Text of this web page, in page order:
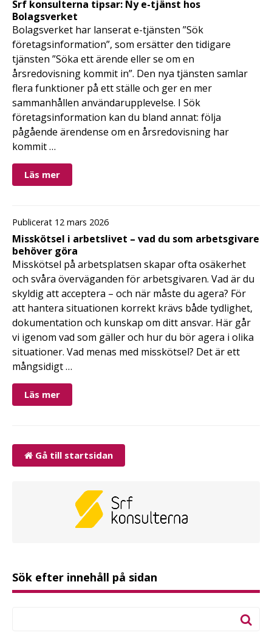
Srf konsulterna tipsar: Ny e-tjänst hos
Bolagsverket
Bolagsverket har lanserat e-tjänsten ”Sök
företagsinformation”, som ersätter den tidigare
tjänsten ”Söka ett ärende eller se om en
årsredovisning kommit in”. Den nya tjänsten samlar
flera funktioner på ett ställe och ger en mer
sammanhållen användarupplevelse. I Sök
företagsinformation kan du bland annat: följa
pågående ärendense om en årsredovisning har
kommit …
Läs mer
Publicerat 12 mars 2026
Misskötsel i arbetslivet – vad du som arbetsgivare
behöver göra
Misskötsel på arbetsplatsen skapar ofta osäkerhet
och svåra överväganden för arbetsgivaren. Vad är du
skyldig att acceptera – och när måste du agera? För
att hantera situationen korrekt krävs både tydlighet,
dokumentation och kunskap om ditt ansvar. Här går
vi igenom vad som gäller och hur du bör agera i olika
situationer. Vad menas med misskötsel? Det är ett
mångsidigt …
Läs mer
Gå till startsidan
Sök efter innehåll på sidan